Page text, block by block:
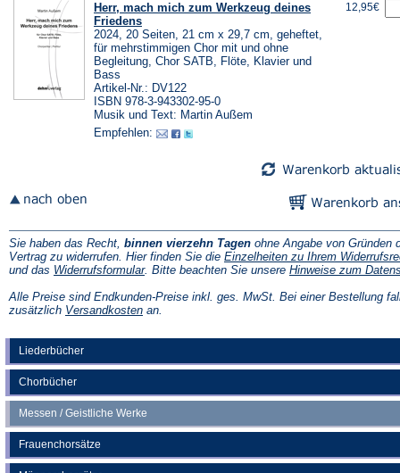
Liederbücher
Chorbücher
Messen / Geistliche Werke
Frauenchorsätze
Herr, mach mich zum Werkzeug deines
Friedens
2024, 20 Seiten, 21 cm x 29,7 cm, geheftet,
für mehrstimmigen Chor mit und ohne
Begleitung, Chor SATB, Flöte, Klavier und
Bass
Artikel-Nr.: DV122
ISBN 978-3-943302-95-0
Musik und Text: Martin Außem
Empfehlen:
12,95€
Sie haben das Recht, binnen vierzehn Tagen ohne Angabe von Gründen
Vertrag zu widerrufen. Hier finden Sie die Einzelheiten zu Ihrem
und das Widerrufsformular(Öffnet
einem
neuen
. Bitte beachten Sie unsere Hinweise zum
Alle Preise sind Endkunden-Preise inkl. ges. MwSt. Bei einer Bestellung
zusätzlich Versandkosten(Öffnet
an.